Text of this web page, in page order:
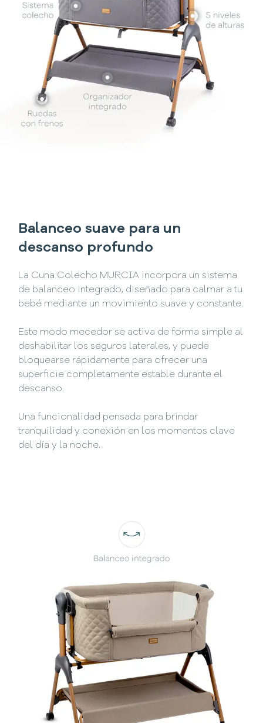
Balanceo suave para un
descanso profundo
La Cuna Colecho MURCIA incorpora un sistema
de balanceo integrado, diseñado para calmar a tu
bebé mediante un movimiento suave y constante.
Este modo mecedor se activa de forma simple al
deshabilitar los seguros laterales, y puede
bloquearse rápidamente para ofrecer una
superficie completamente estable durante el
descanso.
Una funcionalidad pensada para brindar
tranquilidad y conexión en los momentos clave
del día y la noche.